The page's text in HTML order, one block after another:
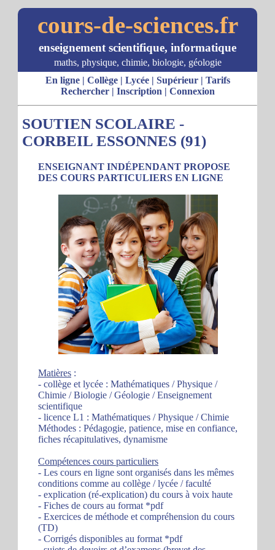
cours-de-sciences.fr
enseignement scientifique, informatique
maths, physique, chimie, biologie, géologie
En ligne| Collège| Lycée| Supérieur| Tarifs
Rechercher| Inscription | Connexion
SOUTIEN SCOLAIRE -
CORBEIL ESSONNES (91)
ENSEIGNANT INDÉPENDANT PROPOSE
DES COURS PARTICULIERS EN LIGNE
Matières :
- collège et lycée : Mathématiques / Physique /
Chimie / Biologie / Géologie / Enseignement
scientifique
- licence L1 : Mathématiques / Physique / Chimie
Méthodes : Pédagogie, patience, mise en confiance,
fiches récapitulatives, dynamisme
Compétences cours particuliers
- Les cours en ligne sont organisés dans les mêmes
conditions comme au collège / lycée / faculté
- explication (ré-explication) du cours à voix haute
- Fiches de cours au format *pdf
- Exercices de méthode et compréhension du cours
(TD)
- Corrigés disponibles au format *pdf